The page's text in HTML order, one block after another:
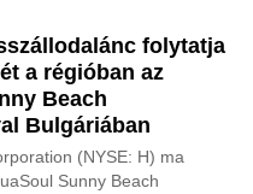
folytatja
a régióban az
Beach
Bulgáriában
(NYSE: H) ma
Sunny Beach